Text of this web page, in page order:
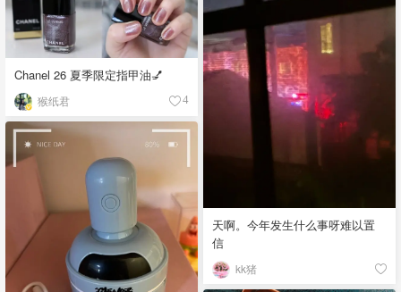
Chanel 26 夏季限定指甲油💅
猴纸君 4
天啊。今年发生什么事呀难以置
信
kk猪